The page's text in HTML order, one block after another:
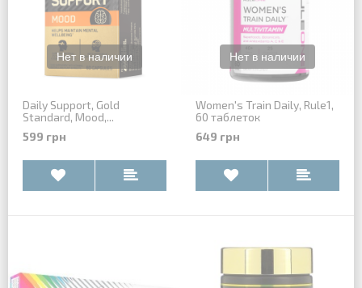
Daily Support, Gold
Standard, Mood,...
599 грн
Women's Train Daily, Rule1,
60 таблеток
649 грн